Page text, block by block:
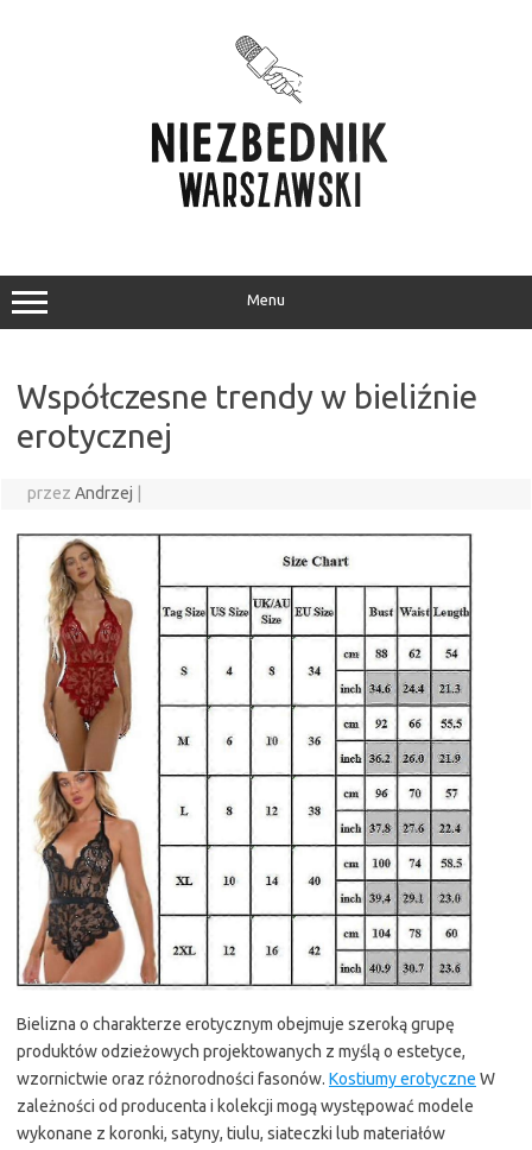
Menu
Współczesne trendy w bieliźnie
erotycznej
przez Andrzej
Bielizna o charakterze erotycznym obejmuje szeroką grupę
produktów odzieżowych projektowanych z myślą o estetyce,
wzornictwie oraz różnorodności fasonów. Kostiumy erotyczne W
zależności od producenta i kolekcji mogą występować modele
wykonane z koronki, satyny, tiulu, siateczki lub materiałów